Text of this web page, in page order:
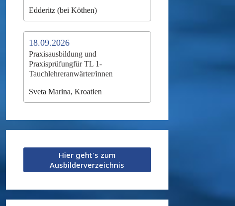
Edderitz (bei Köthen)
18.09.2026
Praxisausbildung und
Praxisprüfungfür TL 1-
Tauchlehreranwärter/innen
Sveta Marina, Kroatien
Hier geht's zum
Ausbilderverzeichnis